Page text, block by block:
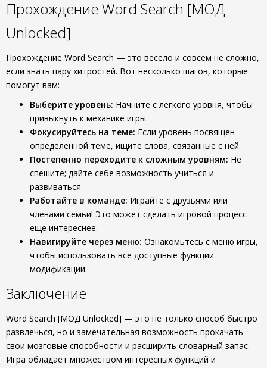
Прохождение Word Search [МОД
Unlocked]
Прохождение Word Search — это весело и совсем не сложно,
если знать пару хитростей. Вот несколько шагов, которые
помогут вам:
Выберите уровень: Начните с легкого уровня, чтобы
привыкнуть к механике игры.
Фокусируйтесь на теме: Если уровень посвящен
определенной теме, ищите слова, связанные с ней.
Постепенно переходите к сложным уровням: Не
спешите; дайте себе возможность учиться и
развиваться.
Работайте в команде: Играйте с друзьями или
членами семьи! Это может сделать игровой процесс
еще интереснее.
Навигируйте через меню: Ознакомьтесь с меню игры,
чтобы использовать все доступные функции
модификации.
Заключение
Word Search [МОД Unlocked] — это не только способ быстро
развлечься, но и замечательная возможность прокачать
свои мозговые способности и расширить словарный запас.
Игра обладает множеством интересных функций и